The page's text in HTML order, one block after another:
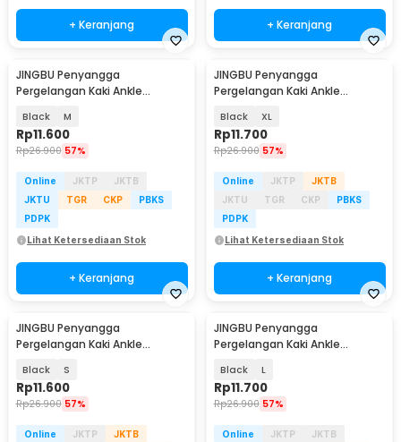
+ Keranjang + Keranjang
JINGBU Penyangga
Pergelangan Kaki Ankle
Black M
Rp11.600
Rp26.900 57%
Online JKTP
JKTB
JKTU
TGR CKP
PBKS
PDPK
Lihat Ketersediaan Stok
+ Keranjang
JINGBU Penyangga
Pergelangan Kaki Ankle
Black XL
Rp11.700
Rp26.900 57%
Online JKTP
JKTB
JKTU
TGR CKP
PBKS
PDPK
Lihat Ketersediaan Stok
+ Keranjang
JINGBU Penyangga
Pergelangan Kaki Ankle
Black S
Rp11.600
Rp26.900 57%
Online JKTP
JKTB
JINGBU Penyangga
Pergelangan Kaki Ankle
Black L
Rp11.700
Rp26.900 57%
Online JKTP
JKTB